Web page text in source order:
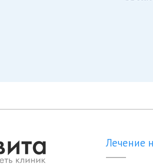
Лечение